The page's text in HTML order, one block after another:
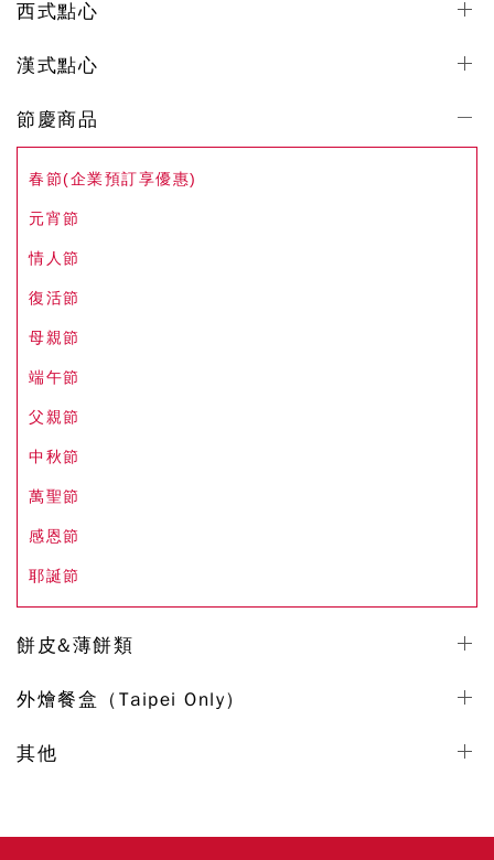
西式點心
漢式點心
節慶商品
春節(企業預訂享優惠)
元宵節
情人節
復活節
母親節
端午節
父親節
中秋節
萬聖節
感恩節
耶誕節
餅皮&薄餅類
外燴餐盒（Taipei Only）
其他